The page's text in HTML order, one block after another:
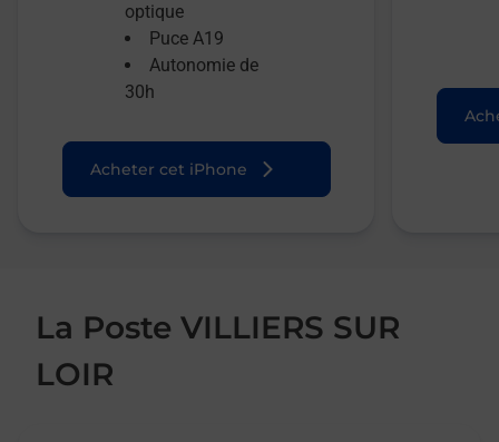
optique
Puce A19
Autonomie de
30h
Acheter cet iPhone
La Poste VILLIERS SUR
LOIR